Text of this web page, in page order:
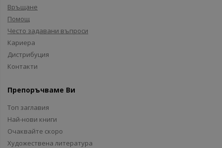
Връщане
Помощ
Често задавани въпроси
Кариера
Дистрибуция
Контакти
Препоръчваме Ви
Топ заглавия
Най-нови книги
Очаквайте скоро
Художествена литература